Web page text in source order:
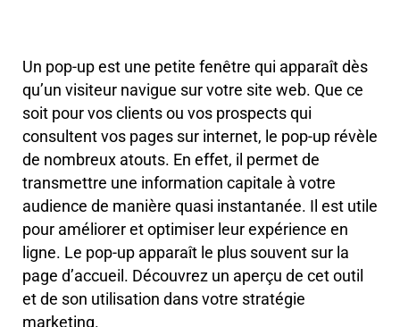
Un pop-up est une petite fenêtre qui apparaît dès
qu’un visiteur navigue sur votre site web. Que ce
soit pour vos clients ou vos prospects qui
consultent vos pages sur internet, le pop-up révèle
de nombreux atouts. En effet, il permet de
transmettre une information capitale à votre
audience de manière quasi instantanée. Il est utile
pour améliorer et optimiser leur expérience en
ligne. Le pop-up apparaît le plus souvent sur la
page d’accueil. Découvrez un aperçu de cet outil
et de son utilisation dans votre stratégie
marketing.